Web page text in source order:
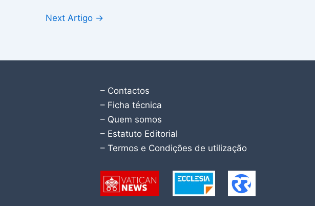
Next Artigo →
– Contactos
– Ficha técnica
– Quem somos
– Estatuto Editorial
– Termos e Condições de utilização